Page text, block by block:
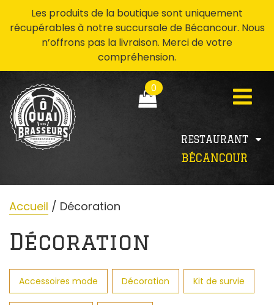
Les produits de la boutique sont uniquement
récupérables à notre succursale de Bécancour. Nous
n’offrons pas la livraison. Merci de votre
compréhension.
RESTAURANT
BÉCANCOUR
0
Accueil / Décoration
Décoration
Accessoires mode Décoration Kit de survie